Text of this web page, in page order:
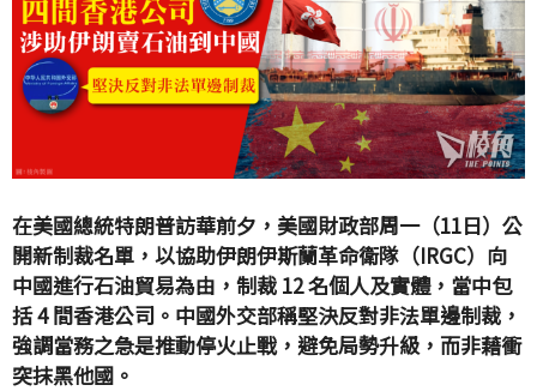
在美國總統特朗普訪華前夕，美國財政部周一（11日）公
開新制裁名單，以協助伊朗伊斯蘭革命衛隊（IRGC）向
中國進行石油貿易為由，制裁 12 名個人及實體，當中包
括 4 間香港公司。中國外交部稱堅決反對非法單邊制裁，
強調當務之急是推動停火止戰，避免局勢升級，而非藉衝
突抹黑他國。